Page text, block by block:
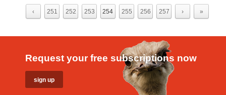
‹ 251 252 253 254 255 256 257 › »
Request your free subscriptions now